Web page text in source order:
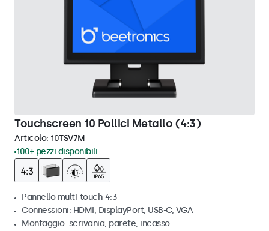
Touchscreen 10 Pollici Metallo (4:3)
Articolo: 10TSV7M
100+ pezzi disponibili
Pannello multi-touch 4:3
Connessioni: HDMI, DisplayPort, USB-C, VGA
Montaggio: scrivania, parete, incasso